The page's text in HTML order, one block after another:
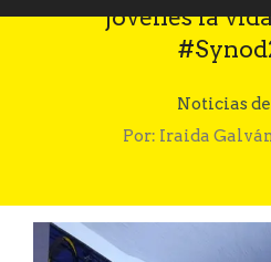
jóvenes la
Noticias
Por: Iraida